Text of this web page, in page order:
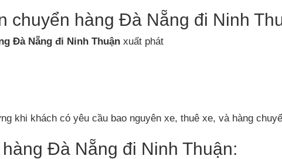
chuyển hàng Đà Nẵng đi Ninh
Đà Nẵng đi Ninh Thuận xuất phát
khi khách có yêu cầu bao nguyên xe, thuê xe, và hàng
Đà Nẵng đi Ninh Thuận: